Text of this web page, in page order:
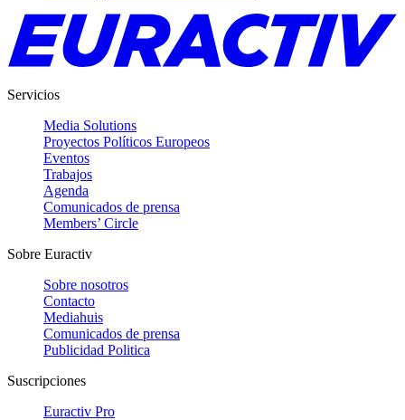
Servicios
Media Solutions
Proyectos Políticos Europeos
Eventos
Trabajos
Agenda
Comunicados de prensa
Members’ Circle
Sobre Euractiv
Sobre nosotros
Contacto
Mediahuis
Comunicados de prensa
Publicidad Politica
Suscripciones
Euractiv Pro